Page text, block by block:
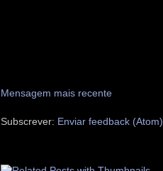
Mensagem mais recente
Subscrever: Enviar feedback (Atom)